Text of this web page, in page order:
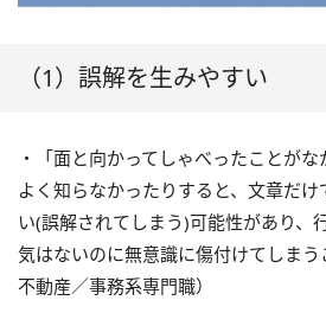
（1）誤解を生みやすい
・「面と向かってしゃべったことが
よく知らなかったりすると、文章だ
い(誤解されてしまう)可能性があり、
気はないのに無意識に傷付けてしま
不動産／事務系専門職）